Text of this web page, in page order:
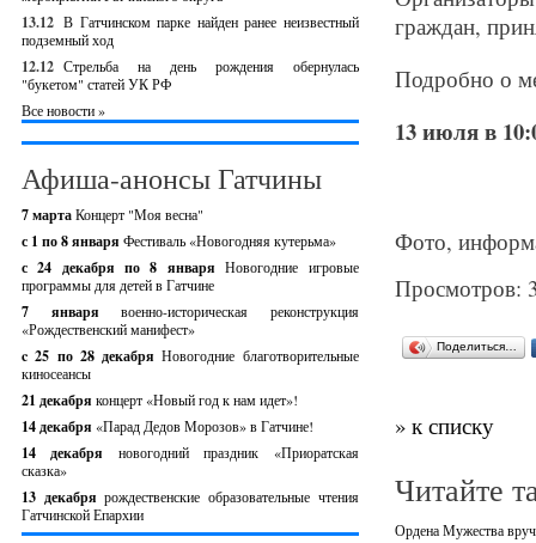
13.12 В Гатчинском парке найден ранее неизвестный
подземный ход
12.12 Стрельба на день рождения обернулась
"букетом" статей УК РФ
Все новости »
Афиша-анонсы Гатчины
7 мартаКонцерт "Моя весна"
с 1 по 8 января Фестиваль «Новогодняя кутерьма»
с 24 декабря по 8 январяНовогодние игровые
программы для детей в Гатчине
7 январявоенно-историческая реконструкция
«Рождественский манифест»
c 25 по 28 декабряНовогодние благотворительные
киносеансы
21 декабря концерт «Новый год к нам идет»!
14 декабря «Парад Дедов Морозов» в Гатчине!
14 декабря новогодний праздник «Приоратская
сказка»
13 декабрярождественские образовательные чтения
Гатчинской Епархии
граждан,
Подробно о
13 июля в
Фото,
Просмотров:
Поделиться…
» к списку
Читайте
Ордена Мужества